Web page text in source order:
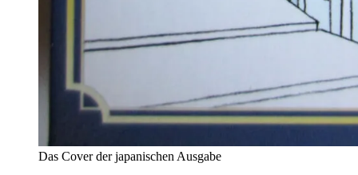
Das Cover der japanischen Ausgabe